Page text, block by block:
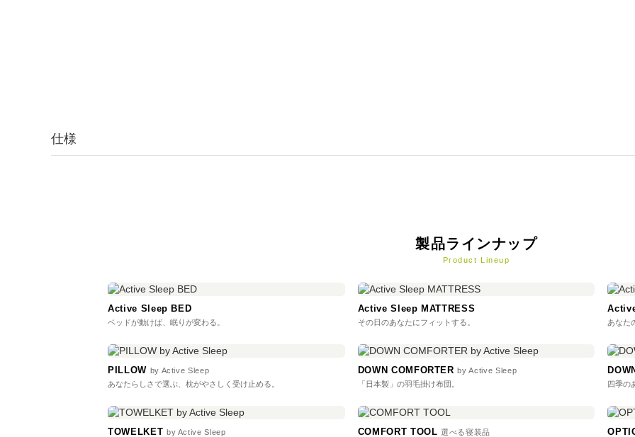
仕様
製品ラインナップ
Product Lineup
Active Sleep BED
ベッドが動けば、眠りが変わる。
Active Sleep MATTRESS
その日のあなたにフィットする。 あなた
PILLOW by Active Sleep
あなたらしさで選ぶ、枕がやさしく受け止める。
DOWN COMFORTERby Active Sleep
「日本製」の羽毛掛け布団。
四季の
TOWELKET by Active Sleep COMFORT TOOL選べる寝装品